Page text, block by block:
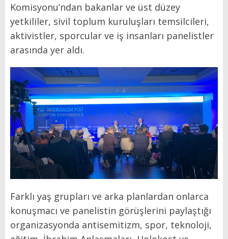
Komisyonu’ndan bakanlar ve üst düzey
yetkililer, sivil toplum kuruluşları temsilcileri,
aktivistler, sporcular ve iş insanları panelistler
arasında yer aldı.
Farklı yaş grupları ve arka planlardan onlarca
konuşmacı ve panelistin görüşlerini paylaştığı
organizasyonda antisemitizm, spor, teknoloji,